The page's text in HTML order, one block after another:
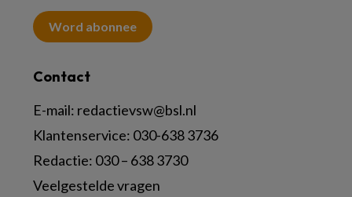
Word abonnee
Contact
E-mail: redactievsw@bsl.nl
Klantenservice: 030-638 3736
Redactie: 030 – 638 3730
Veelgestelde vragen